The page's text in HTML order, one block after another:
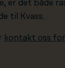
er det både
til Kvass.
kontakt oss